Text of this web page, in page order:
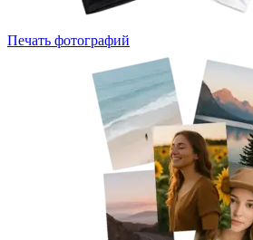
Печать фотографий